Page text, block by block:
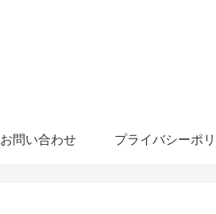
お問い合わせ プライバシーポ